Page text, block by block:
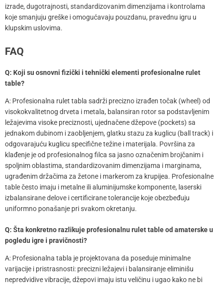
izrade, dugotrajnosti, standardizovanim dimenzijama i kontrolama
koje smanjuju greške i omogućavaju pouzdanu, pravednu igru u
klupskim uslovima.
FAQ
Q: Koji su osnovni fizički i tehnički elementi profesionalne rulet
table?
A: Profesionalna rulet tabla sadrži precizno izrađen točak (wheel) od
visokokvalitetnog drveta i metala, balansiran rotor sa podstavljenim
ležajevima visoke preciznosti, ujednačene džepove (pockets) sa
jednakom dubinom i zaobljenjem, glatku stazu za kuglicu (ball track) i
odgovarajuću kuglicu specifične težine i materijala. Površina za
klađenje je od profesionalnog filca sa jasno označenim brojčanim i
spoljnim oblastima, standardizovanim dimenzijama i marginama,
ugrađenim držačima za žetone i markerom za krupijea. Profesionalne
table često imaju i metalne ili aluminijumske komponente, laserski
izbalansirane delove i certificirane tolerancije koje obezbeđuju
uniformno ponašanje pri svakom okretanju.
Q: Šta konkretno razlikuje profesionalnu rulet table od amaterske u
pogledu igre i pravičnosti?
A: Profesionalna tabla je projektovana da poseduje minimalne
varijacije i pristrasnosti: precizni ležajevi i balansiranje eliminišu
nepredvidive vibracije, džepovi imaju istu veličinu i ugao kako ne bi